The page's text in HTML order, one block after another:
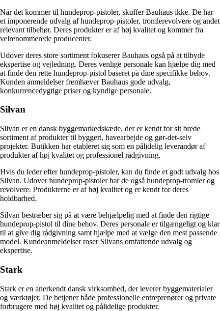
Når det kommer til hundeprop-pistoler, skuffer Bauhaus ikke. De har
et imponerende udvalg af hundeprop-pistoler, tromlerevolvere og andet
relevant tilbehør. Deres produkter er af høj kvalitet og kommer fra
velrenommerede producenter.
Udover deres store sortiment fokuserer Bauhaus også på at tilbyde
ekspertise og vejledning. Deres venlige personale kan hjælpe dig med
at finde den rette hundeprop-pistol baseret på dine specifikke behov.
Kunden anmeldelser fremhæver Bauhaus gode udvalg,
konkurrencedygtige priser og kyndige personale.
Silvan
Silvan er en dansk byggemarkedskæde, der er kendt for sit brede
sortiment af produkter til byggeri, havearbejde og gør-det-selv
projekter. Butikken har etableret sig som en pålidelig leverandør af
produkter af høj kvalitet og professionel rådgivning.
Hvis du leder efter hundeprop-pistoler, kan du finde et godt udvalg hos
Silvan. Udover hundeprop-pistoler har de også hundeprop-tromler og
revolvere. Produkterne er af høj kvalitet og er kendt for deres
holdbarhed.
Silvan bestræber sig på at være behjælpelig med at finde den rigtige
hundeprop-pistol til dine behov. Deres personale er tilgængeligt og klar
til at give dig rådgivning samt hjælpe med at vælge den mest passende
model. Kundeanmeldelser roser Silvans omfattende udvalg og
ekspertise.
Stark
Stark er en anerkendt dansk virksomhed, der leverer byggematerialer
og værktøjer. De betjener både professionelle entreprenører og private
forbrugere med høj kvalitet og pålidelige produkter.